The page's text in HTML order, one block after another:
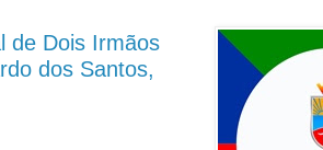
de Dois Irmãos
dos Santos,